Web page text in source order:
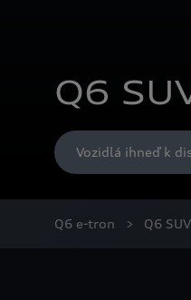
Q6
Vozidlá ihneď k
Q6 e-tron Q6